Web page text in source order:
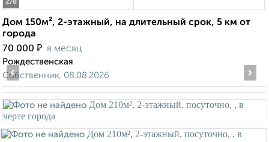
2/8
Дом 150м², 2-этажный, на длительный срок, 5 км от
города
70 000 ₽ в месяц
Рождественская
Собственник, 08.08.2026
‹ ›